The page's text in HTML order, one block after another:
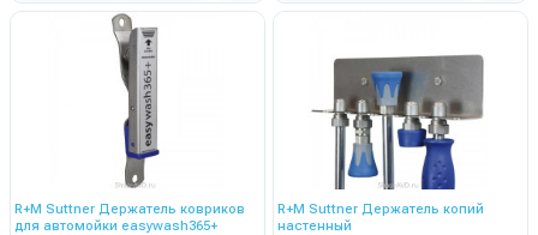
R+M Suttner Держатель ковриков
для автомойки easywash365+
R+M Suttner Держатель копий
настенный